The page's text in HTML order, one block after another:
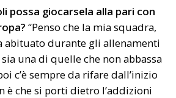
possa giocarsela alla pari con
“Penso che la mia squadra,
abituato durante gli allenamenti
una di quelle che non abbassa
c’è sempre da rifare dall’inizio
è che si porti dietro l’addizioni